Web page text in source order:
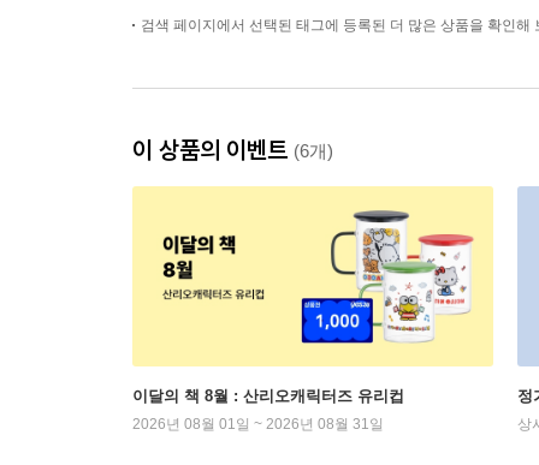
검색 페이지에서 선택된 태그에 등록된 더 많은 상품을 확인해
이 상품의 이벤트 (6개)
이달의 책 8월 : 산리오캐릭터즈 유리컵
2026년 08월 01일 ~ 2026년 08월 31일
정
상